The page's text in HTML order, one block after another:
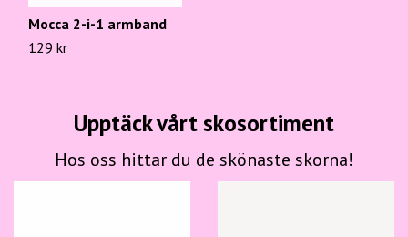
Mocca 2-i-1 armband
129 kr
Upptäck vårt skosortiment
Hos oss hittar du de skönaste skorna!